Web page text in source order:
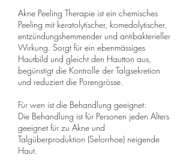
Akne Peeling Therapie ist ein chemisches
Peeling mit keratolytischer, komedolytischer,
entzündungshemmender und antibakterieller
Wirkung. Sorgt für ein ebenmässiges
Hautbild und gleicht den Hautton aus,
begünstigt die Kontrolle der Talgsekretion
und reduziert die Porengrösse.
Für wen ist die Behandlung geeignet:
Die Behandlung ist für Personen jeden Alters
geeignet für zu Akne und
Talgüberproduktion (Selorrhoe) neigende
Haut.